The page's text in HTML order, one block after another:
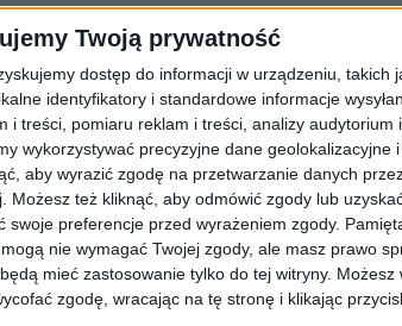
Twoją prywatność
dostęp do informacji w urządzeniu, takich
identyfikatory i standardowe informacje
treści, pomiaru reklam i treści, analizy audytorium i
wykorzystywać precyzyjne dane geolokalizacyjne
aby wyrazić zgodę na przetwarzanie danych
Możesz też kliknąć, aby odmówić zgody lub
swoje preferencje przed wyrażeniem zgody.
nie wymagać Twojej zgody, ale masz prawo
mieć zastosowanie tylko do tej witryny. Możesz
zgodę, wracając na tę stronę i klikając
przeciwko decyzjom urzędników, którzy –
które wraz z powstawaniem nowych blokowisk,
placu Wszystkich Świętych, może pojawić się
mieszkańców także pozostałych dzielnic
zakorkowanych uliczkach.
środowy protest przekonuje, że jest tylko
Właśnie dlatego mieszkańcy chcą
nie przyniosły żadnych efektów i to